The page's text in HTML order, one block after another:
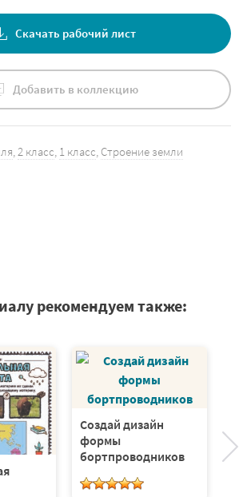
Скачать рабочий лист
Добавить в коллекцию
,2 класс, 1 класс, Строение земли
рекомендуем также:
Создай дизайн
формы
бортпроводников